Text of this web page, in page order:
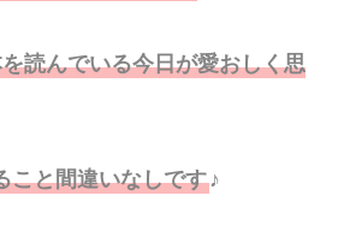
読んでいる今日が愛おしく思
こと間違いなしです♪